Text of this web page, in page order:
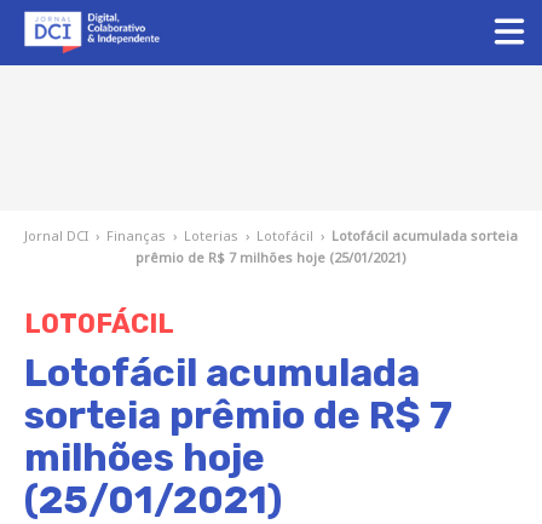
Jornal DCI › Finanças › Loterias › Lotofácil › Lotofácil acumulada sorteia
prêmio de R$ 7 milhões hoje (25/01/2021)
LOTOFÁCIL
Lotofácil acumulada
sorteia prêmio de R$ 7
milhões hoje
(25/01/2021)